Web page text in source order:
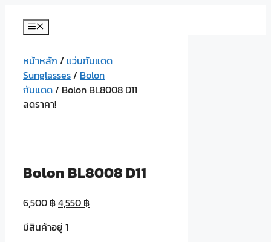
Menu
หน้าหลัก / แว่นกันแดด
Sunglasses/ Bolon
กันแดด/ Bolon BL8008 D11
ลดราคา!
Bolon BL8008 D11
6,500฿4,550 ฿
มีสินค้าอยู่ 1